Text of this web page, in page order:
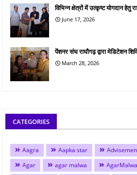
विभिन्न क्षेत्रों में उत्कृष्ट योगदान हेतु
June 17, 2026
पेंशनर संघ राघौगढ़ द्वारा मेडिटेशन
March 28, 2026
CATEGORIES
Aagra Aapka star
Agar
agar malwa AgarMalwa